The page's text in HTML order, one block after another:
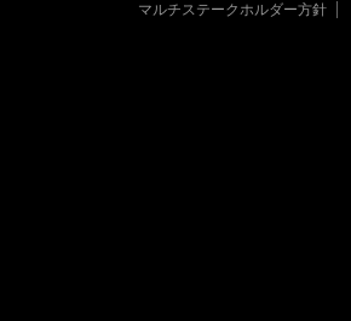
マルチステークホルダー方針